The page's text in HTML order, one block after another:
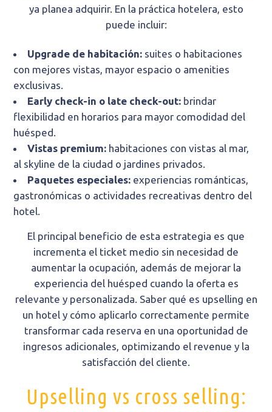
ya planea adquirir. En la práctica hotelera, esto
puede incluir:
Upgrade de habitación: suites o habitaciones
con mejores vistas, mayor espacio o amenities
exclusivas.
Early check-in o late check-out: brindar
flexibilidad en horarios para mayor comodidad del
huésped.
Vistas premium: habitaciones con vistas al mar,
al skyline de la ciudad o jardines privados.
Paquetes especiales: experiencias románticas,
gastronómicas o actividades recreativas dentro del
hotel.
El principal beneficio de esta estrategia es que
incrementa el ticket medio sin necesidad de
aumentar la ocupación, además de mejorar la
experiencia del huésped cuando la oferta es
relevante y personalizada. Saber qué es upselling en
un hotel y cómo aplicarlo correctamente permite
transformar cada reserva en una oportunidad de
ingresos adicionales, optimizando el revenue y la
satisfacción del cliente.
Upselling vs cross selling: